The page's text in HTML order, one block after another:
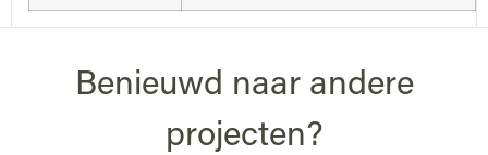
Benieuwd naar andere
projecten?